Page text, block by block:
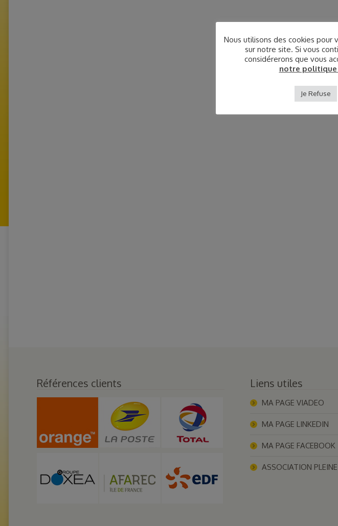
Références clients Liens utiles
MA PAGE VIADEO
MA PAGE LINKEDIN
MA PAGE FACEBOOK
ASSOCIATION
Nous utilisons des cookies pour
sur notre site. Si vous
considérerons que vous
notre
Je Refuse